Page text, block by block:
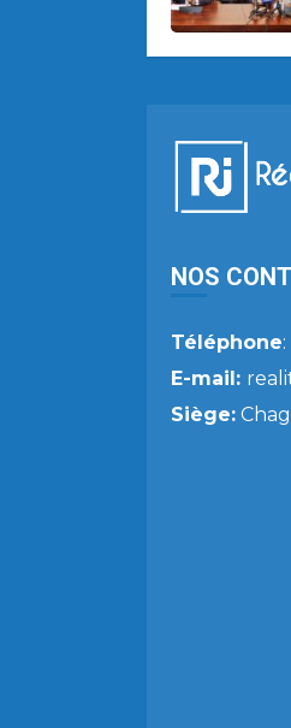
NOS
Téléphone
E-mail:
Siège: